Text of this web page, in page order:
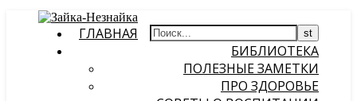
ГЛАВНАЯ
БИБЛИОТЕКА
ПОЛЕЗНЫЕ ЗАМЕТКИ
ПРО ЗДОРОВЬЕ